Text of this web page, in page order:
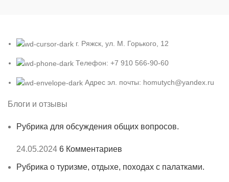
г. Ряжск, ул. М. Горького, 12
Телефон: +7 910 566-90-60
Адрес эл. почты: homutych@yandex.ru
Блоги и отзывы
Рубрика для обсуждения общих вопросов.
24.05.2024 6 Комментариев
Рубрика о туризме, отдыхе, походах с палатками.